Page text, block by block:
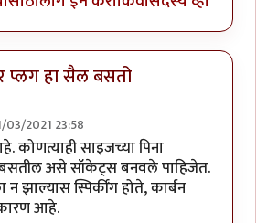
प्लग हा सैल बसतो
03/2021 23:58
निर्णय विचाराधीनby
कोणत्याही साइजच्या पिना
बसतील असे सॉकेट्स बनवले पाहिजेत.
झाल्यास स्पिर्कींग होते, कार्बन
आहे.